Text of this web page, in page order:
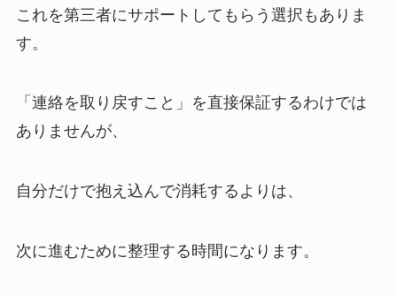
これを第三者にサポートしてもらう選択もありま
す。
「連絡を取り戻すこと」を直接保証するわけでは
ありませんが、
自分だけで抱え込んで消耗するよりは、
次に進むために整理する時間になります。